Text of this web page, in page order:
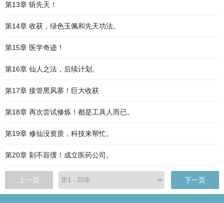
第13章 斩先天！
第14章 收获，绿色玉佩和先天功法。
第15章 医学奇迹！
第16章 仙人之法，后续计划。
第17章 接管黑风寨！巨大收获
第18章 再次尝试修炼！都是工具人而已。
第19章 修仙没资质，科技来帮忙。
第20章 刻不容缓！成立医药公司。
上一页 下一页